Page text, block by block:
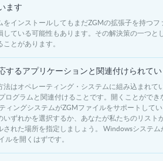
ます
をインストールしてもまだZGMの拡張子を持つフ
している可能性もあります。その解決策の一つと
とがあります。
するアプリケーションと関連付けられて
法はオペレーティング・システムに組み込まれて
ログラムと関連付けることです。開くことができ
ィングシステムがZGMファイルをサポートして
いずれかを選択するか、あなたが私たちのリスト
された場所を指定しましょう。 Windowsシステ
ルを開くはずです。